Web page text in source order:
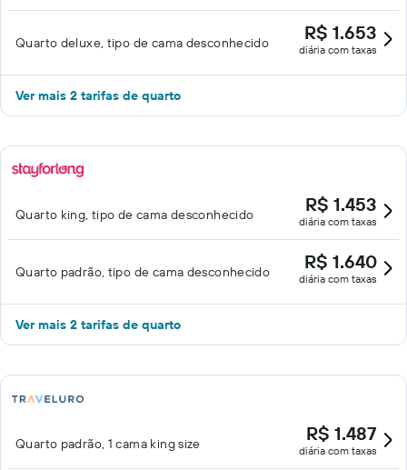
Quarto deluxe, tipo de cama desconhecido R$ 1.653
diária com taxas
Ver mais 2 tarifas de quarto
Quarto king, tipo de cama desconhecido R$ 1.453
diária com taxas
Quarto padrão, tipo de cama desconhecido R$ 1.640
diária com taxas
Ver mais 2 tarifas de quarto
Quarto padrão, 1 cama king size R$ 1.487
diária com taxas